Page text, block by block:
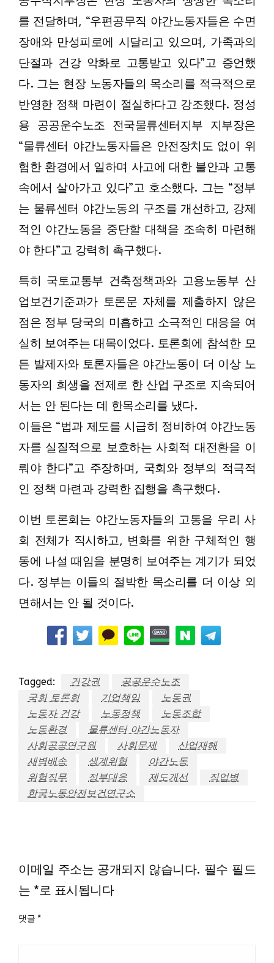
를 전달하며, “우편공무직 야간노동자들은 수면
장애와 만성피로에 시달리고 있으며, 가족과의
단절과 건강 악화로 고통받고 있다”고 증언했
다. 그는 현장 노동자들의 목소리를 적극적으로
반영한 정책 마련이 절실하다고 강조했다. 정성
용 공공운수노조 전국물류센터지부 지부장은
“물류센터 야간노동자들은 안전장치도 없이 위
험한 환경에서 일하며 사고에 대한 불안과 고통
속에서 살아가고 있다”고 호소했다. 그는 “정부
는 물류센터 야간노동의 구조를 개선하고, 강제
적인 야간노동을 중단할 대책을 조속히 마련해
야 한다”고 강력히 촉구했다.
특히 국토교통부 건축정책과와 고용노동부 산
업보건기준과가 토론문 자체를 제출하지 않은
점은 정부 당국의 미흡하고 소극적인 대응을 여
실히 보여주는 대목이었다. 토론회에 참석한 모
든 발제자와 토론자들은 야간노동이 더 이상 노
동자의 희생을 전제로 한 산업 구조로 지속되어
서는 안 된다는 데 한목소리를 냈다.
이들은 “법과 제도를 시급히 정비하여 야간노동
자를 실질적으로 보호하는 사회적 대전환을 이
뤄야 한다”고 주장하며, 국회와 정부의 적극적
인 정책 마련과 강력한 집행을 촉구했다.
이번 토론회는 야간노동자들의 고통을 우리 사
회 전체가 직시하고, 변화를 위한 구체적인 행
동에 나설 때임을 분명히 보여주는 계기가 되었
다. 정부는 이들의 절박한 목소리를 더 이상 외
면해서는 안 될 것이다.
Tagged: 건강권
공공운수노조
국회 토론회
기업책임
노동권
노동자 건강
노동정책
노동조합
노동환경
물류센터 야간노동자
사회공공연구원
사회문제
산업재해
새벽배송
생계위협
야간노동
위험직무
정부대응 제도개선
직업병
한국노동안전보건연구소
이메일 주소는 공개되지 않습니다. 필수 필드
는 *로 표시됩니다
댓글 *